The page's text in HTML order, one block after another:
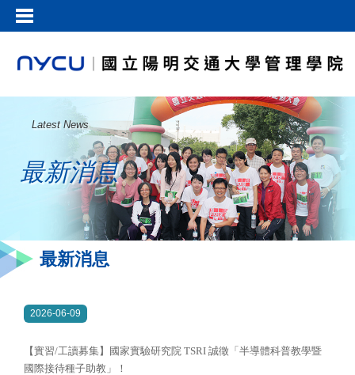
Latest News
最新消息
最新消息
2026-06-09
【實習/工讀募集】國家實驗研究院 TSRI 誠徵「半導體科普教學暨
國際接待種子助教」！